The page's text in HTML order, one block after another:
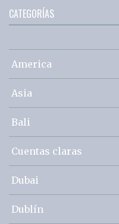
CATEGORÍAS
America
Asia
Bali
Cuentas claras
Dubai
Dublín